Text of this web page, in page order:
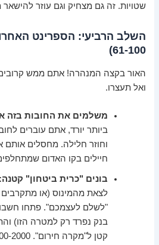
שטויות. זה גם מצחיק וגם עוזר להישאר
השלב הרביעי: הספרינט
61-100)
האור בקצה המנהרה! אתם ממש קרובים
ואל תעצרו.
משלמים את החובות בזה
ביותר יורד, אתם עוברים
וחוזר חלילה. מחסלים אותם
חיילים בקו האדום
בונים "כרית ביטחון" קטנה:
לצאת מהמינוס (או
"לשלם לעצמכם". פתחו חשבון
בנק נפרד רק למטרה הזו)